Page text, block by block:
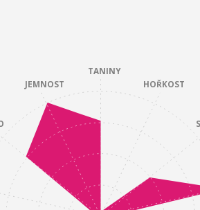
TANINY
HOŘKOST
JEMNOST